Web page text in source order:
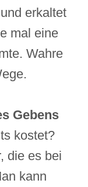
erkaltet
mal eine
Wahre
Gebens
kostet?
die es bei
kann